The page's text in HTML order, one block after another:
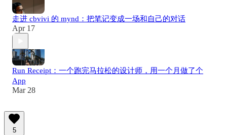
走进 cbvivi 的 mynd：把笔记变成一场和自己的对话
Apr 17
Run Receipt：一个跑完马拉松的设计师，用一个月做了个
App
Mar 28
5